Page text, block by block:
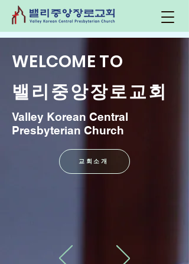
WELCOME TO
​밸리중앙장로교회
Valley Korean Central
Presbyterian Church
교회소개